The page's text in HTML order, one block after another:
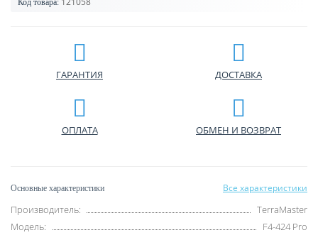
ГАРАНТИЯ ДОСТАВКА
ОПЛАТА ОБМЕН И ВОЗВРАТ
Основные характеристики Все характеристики
Производитель:
TerraMaster
Модель:
F4-424 Pro